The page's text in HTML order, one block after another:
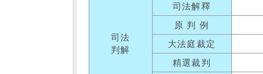
司法
判解
司法解釋
原 判 例
大法庭裁定
精選裁判